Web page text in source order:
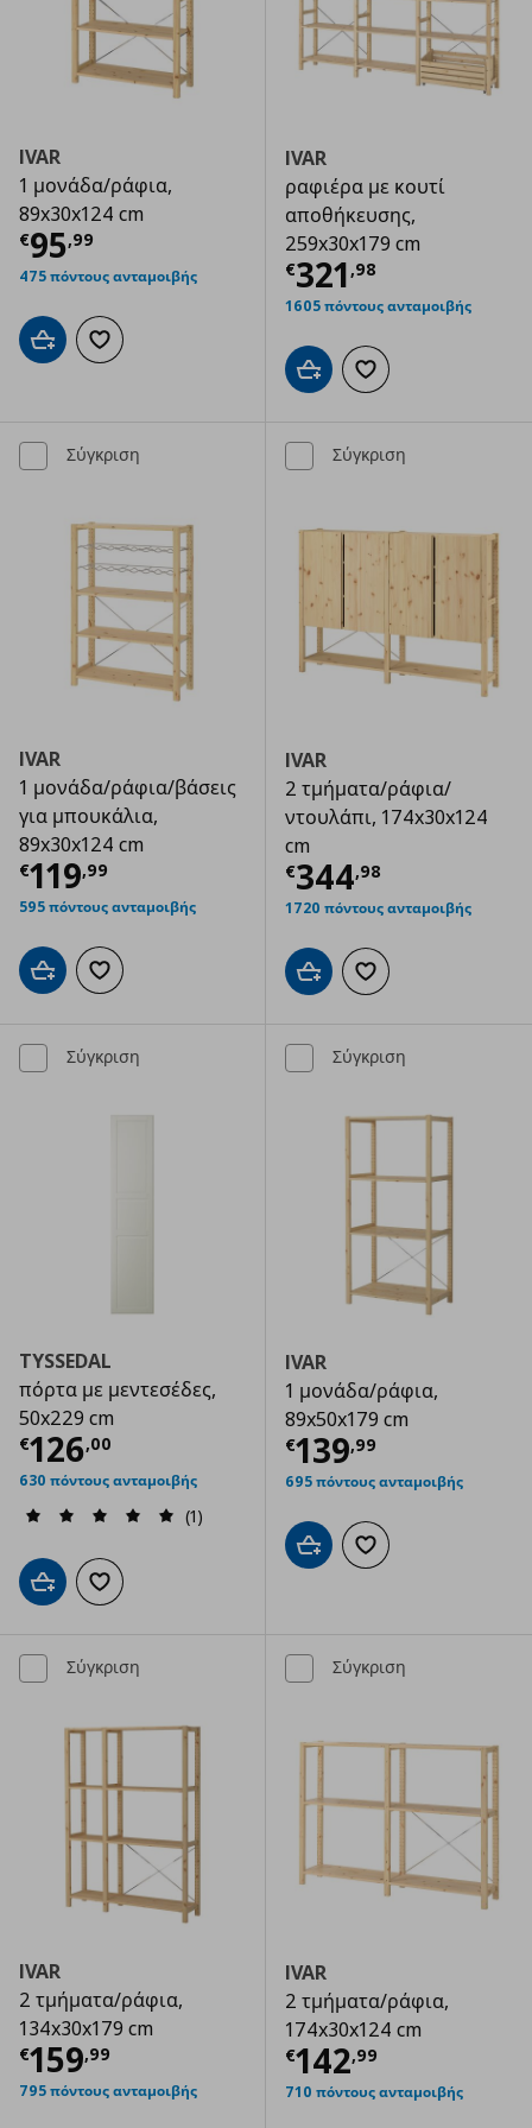
IVAR
1 μονάδα/ράφια,
89x30x124 cm
€95,99
Τρέχουσα τιμή € 95,99
475 πόντους ανταμοιβής
Προσθήκη στο καλάθι
Προσθήκη στα αγαπημένα
IVAR
ραφιέρα με κουτί
αποθήκευσης,
259x30x179 cm
€321 ,98
Τρέχουσα
1605 πόντους ανταμοιβής
Προσθήκη στο καλάθι
Προσθήκη στα
Σύγκριση
IVAR
1 μονάδα/ράφια/βάσεις
για μπουκάλια,
89x30x124 cm
€119,99
Τρέχουσα τιμή € 119,99
595 πόντους ανταμοιβής
Προσθήκη στο καλάθι
Προσθήκη στα αγαπημένα
Σύγκριση
IVAR
2 τμήματα/ράφια/
ντουλάπι, 174x30x124
cm
€344,98
Τρέχουσα
1720 πόντους ανταμοιβής
Προσθήκη στο καλάθι
Προσθήκη στα
Σύγκριση
TYSSEDAL
πόρτα με μεντεσέδες,
50x229 cm
€126,00
Τρέχουσα τιμή € 126,00
630 πόντους ανταμοιβής
(1)
Προσθήκη στο καλάθι
Προσθήκη στα αγαπημένα
Σύγκριση
IVAR
1 μονάδα/ράφια,
89x50x179 cm
€139,99
Τρέχουσα
695 πόντους ανταμοιβής
Προσθήκη στο καλάθι
Προσθήκη στα
Σύγκριση
IVAR
2 τμήματα/ράφια,
134x30x179 cm
€159,99
Τρέχουσα τιμή € 159,99
795 πόντους ανταμοιβής
Σύγκριση
IVAR
2 τμήματα/ράφια,
174x30x124 cm
€142,99
Τρέχουσα
710 πόντους ανταμοιβής